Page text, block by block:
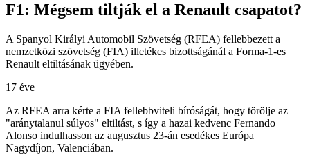
F1: Mégsem tiltják el a Renault csapatot?
A Spanyol Királyi Automobil Szövetség (RFEA) fellebbezett a
nemzetközi szövetség (FIA) illetékes bizottságánál a Forma-1-es
Renault eltiltásának ügyében.
17 éve
Az RFEA arra kérte a FIA fellebbviteli bíróságát, hogy törölje az
"aránytalanul súlyos" eltiltást, s így a hazai kedvenc Fernando
Alonso indulhasson az augusztus 23-án esedékes Európa
Nagydíjon, Valenciában.